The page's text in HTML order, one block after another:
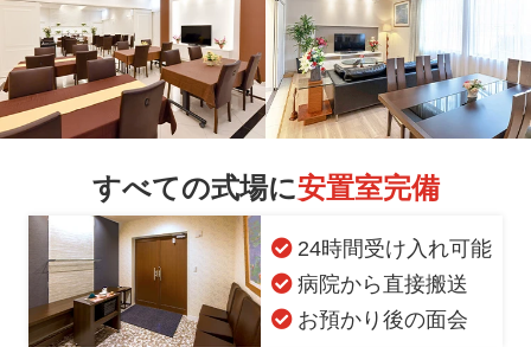
すべての式場に安置室完備
24時間受け入れ可能
病院から直接搬送
お預かり後の面会